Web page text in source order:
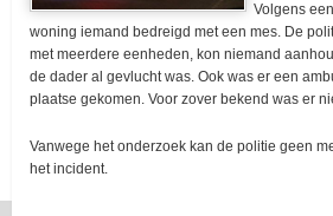
Volgens
woning iemand bedreigd met een mes. De
met meerdere eenheden, kon niemand
de dader al gevlucht was. Ook was er een
plaatse gekomen. Voor zover bekend was er
Vanwege het onderzoek kan de politie geen
het incident.